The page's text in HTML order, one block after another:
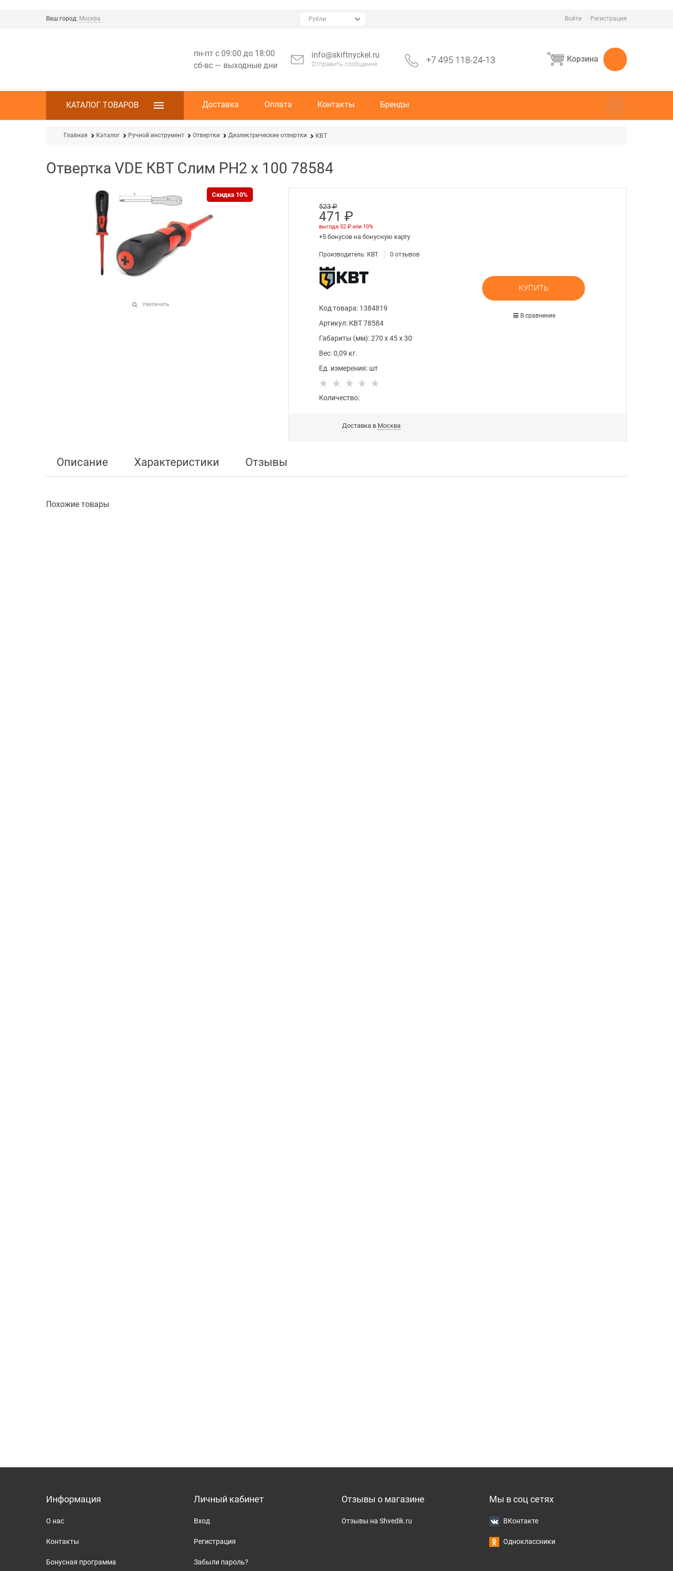
Ваш город: Москва Войти Регистрация
пн-пт с 09:00 до 18:00
сб-вс — выходные дни
info@skiftnyckel.ru
Отправить сообщение +7 495 118-24-13 Корзина
КАТАЛОГ ТОВАРОВ Доставка Оплата Контакты Бренды
Главная Каталог Ручной инструмент Отвертки Диэлектрические отвертки КВТ
Отвертка VDE КВТ Слим PH2 x 100 78584
Скидка 10%
Увеличить
523 ₽
471 ₽
выгода 52 ₽ или 10%
+5 бонусов на бонусную карту
Производитель: КВТ 0отзывов
Код товара: 1384819
Артикул: КВТ 78584
Габариты (мм): 270 x45x30
Вес: 0,09 кг.
Ед. измерения: шт
Количество:
КУПИТЬ
В сравнение
Доставка в Москва
Описание Характеристики Отзывы
Похожие товары
Информация
О нас
Контакты
Бонусная программа
Личный кабинет
Вход
Регистрация
Забыли пароль?
Отзывы о магазине
Отзывы на Shvedik.ru
Мы в соц сетях
ВКонтакте
Одноклассники